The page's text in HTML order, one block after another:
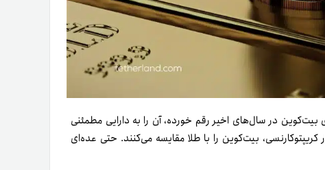
که برای بیت‌کوین در سال‌های اخیر رقم خورده، آن را به‌ دارایی مطمئنی
کریپتوکارنسی، بیت‌کوین را با طلا مقایسه می‌کنند. حتی عده‌ای